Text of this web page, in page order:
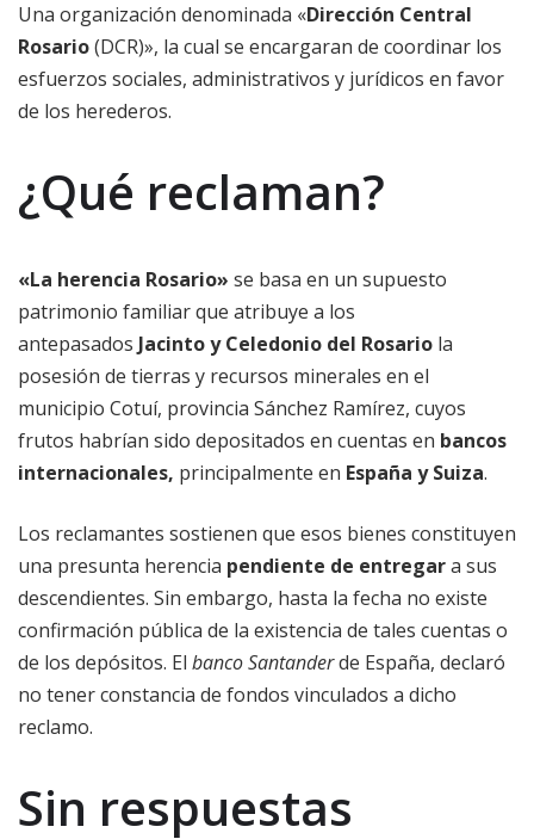
Una organización denominada «Dirección Central
Rosario(DCR)», la cual se encargaran de coordinar los
esfuerzos sociales, administrativos y jurídicos en favor
de los herederos.
¿Qué reclaman?
«La herencia Rosario» se basa en un supuesto
patrimonio familiar que atribuye a los
antepasados Jacinto y Celedonio del Rosario la
posesión de tierras y recursos minerales en el
municipio Cotuí, provincia Sánchez Ramírez, cuyos
frutos habrían sido depositados en cuentas en bancos
internacionales, principalmente en España y Suiza.
Los reclamantes sostienen que esos bienes constituyen
una presunta herencia pendiente de entregara sus
descendientes. Sin embargo, hasta la fecha no existe
confirmación pública de la existencia de tales cuentas o
de los depósitos. El banco Santanderde España, declaró
no tener constancia de fondos vinculados a dicho
reclamo.
Sin respuestas